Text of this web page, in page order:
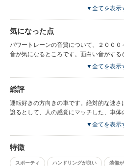
の感覚に近く、運転していて楽しいなぁ
です。パワートレーンのレスポンスは鋭く
り切ります。『曲がる』に関しては基本性
間の感性に近いトレースをこなしてくれま
トヒーター・パワーシートがついておりま
▼全てを表示
気になった点
パワートレーンの音質について、２００
音が気になるところです。面白い音がする
ベルとは思います。 電子シフトノブは若
▼全てを表示
総評
運転好きの方向きの車です。絶対的な速
譲るとして、人の感覚にマッチした、車体
持ち良い加速感を感じられ、きちんと曲
▼全てを表示
特徴
スポーティ ハンドリングが良い 装備